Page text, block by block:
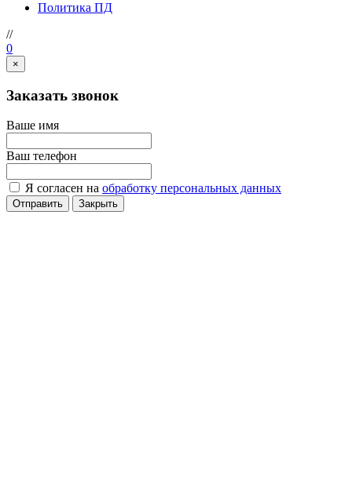
Политика ПД
//
0
×
Заказать звонок
Ваше имя
Ваш телефон
Я согласен на обработку персональных данных
Отправить Закрыть